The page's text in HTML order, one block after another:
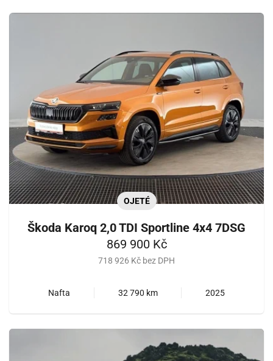
OJETÉ
Škoda Karoq 2,0 TDI Sportline 4x4 7DSG
869 900 Kč
718 926 Kč bez DPH
Nafta 32 790 km 2025